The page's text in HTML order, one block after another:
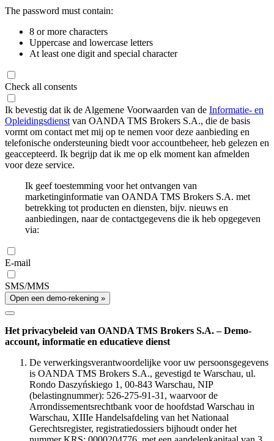
The password must contain:
8 or more characters
Uppercase and lowercase letters
At least one digit and special character
Check all consents
Ik bevestig dat ik de Algemene Voorwaarden van de Informatie- en
Opleidingsdienst van OANDA TMS Brokers S.A., die de basis
vormt om contact met mij op te nemen voor deze aanbieding en
telefonische ondersteuning biedt voor accountbeheer, heb gelezen en
geaccepteerd. Ik begrijp dat ik me op elk moment kan afmelden
voor deze service.
Ik geef toestemming voor het ontvangen van
marketinginformatie van OANDA TMS Brokers S.A. met
betrekking tot producten en diensten, bijv. nieuws en
aanbiedingen, naar de contactgegevens die ik heb opgegeven
via:
E-mail
SMS/MMS
Open een demo-rekening »
Het privacybeleid van OANDA TMS Brokers S.A. – Demo-
account, informatie en educatieve dienst
De verwerkingsverantwoordelijke voor uw persoonsgegevens
is OANDA TMS Brokers S.A., gevestigd te Warschau, ul.
Rondo Daszyńskiego 1, 00-843 Warschau, NIP
(belastingnummer): 526-275-91-31, waarvoor de
Arrondissementsrechtbank voor de hoofdstad Warschau in
Warschau, XIIIe Handelsafdeling van het Nationaal
Gerechtsregister, registratiedossiers bijhoudt onder het